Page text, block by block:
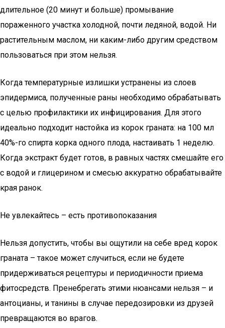
длительное (20 минут и больше) промывание
пораженного участка холодной, почти ледяной, водой. Ни
растительным маслом, ни каким-либо другим средством
пользоваться при этом нельзя.
Когда температурные излишки устранены из слоев
эпидермиса, полученные раны необходимо обрабатывать
с целью профилактики их инфицирования. Для этого
идеально подходит настойка из корок граната: на 100 мл
40%-го спирта корка одного плода, настаивать 1 неделю.
Когда экстракт будет готов, в равных частях смешайте его
с водой и глицерином и смесью аккуратно обрабатывайте
края ранок.
Не увлекайтесь – есть противопоказания
Нельзя допустить, чтобы вы ощутили на себе вред корок
граната – такое может случиться, если не будете
придерживаться рецептуры и периодичности приема
фитосредств. Пренебрегать этими нюансами нельзя – и
антоцианы, и танины в случае передозировки из друзей
превращаются во врагов.